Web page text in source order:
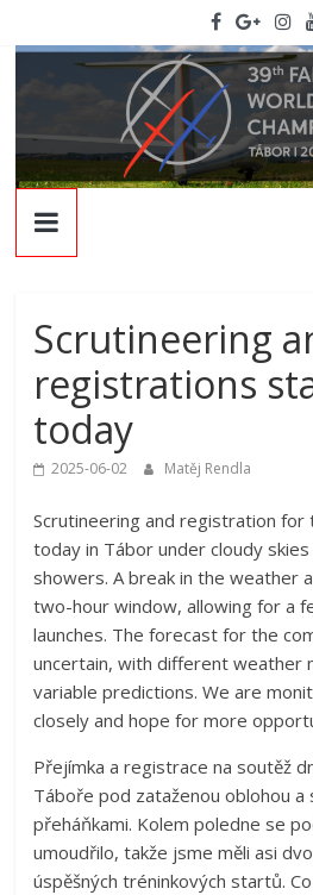
to
WGC
39th
FAI
World
Gliding
Championships
Scrutineering
registrations
today
2025-06-02 Matěj Rendla
Scrutineering and registration
today in Tábor under cloudy
showers. A break in the weather
two-hour window, allowing for a
launches. The forecast for the
uncertain, with different weather
variable predictions. We are
closely and hope for more
Přejímka a registrace na soutěž
Táboře pod zataženou oblohou a
přeháňkami. Kolem poledne se
umoudřilo, takže jsme měli asi
úspěšných tréninkových startů.